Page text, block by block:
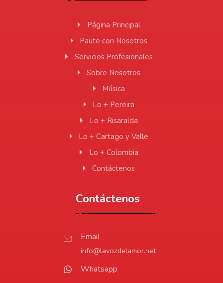
Página Principal
Paute con Nosotros
Servicios Profesionales
Sobre Nosotros
Música
Lo + Pereira
Lo + Risaralda
Lo + Cartago y Valle
Lo + Colombia
Contáctenos
Contáctenos
Email
info@lavozdelamor.net
Whatsapp